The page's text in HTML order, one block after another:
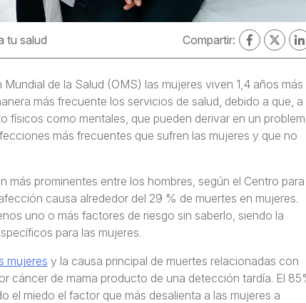
tu salud Compartir:
de la Salud (OMS) las mujeres viven 1,4 años más
más frecuente los servicios de salud, debido a que, a
físicos como mentales, que pueden derivar en un
más frecuentes que sufren las mujeres y que no
más prominentes entre los hombres, según el Centro
causa alrededor del 29 % de muertes en mujeres.
uno o más factores de riesgo sin saberlo, siendo la
para las mujeres.
mujeres y la causa principal de muertes relacionadas con
cáncer de mama producto de una detección tardía. El
miedo el factor que más desalienta a las mujeres a